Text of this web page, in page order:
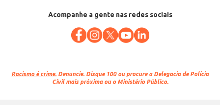
Acompanhe a gente nas redes sociais
Racismo é crime. Denuncie. Disque 100 ou procure a Delegacia de Polícia
Civil mais próxima ou o Ministério Público.